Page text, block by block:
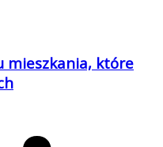
mieszkania, które